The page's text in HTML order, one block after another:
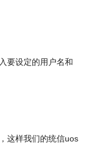
要设定的用户名和
这样我们的统信uos